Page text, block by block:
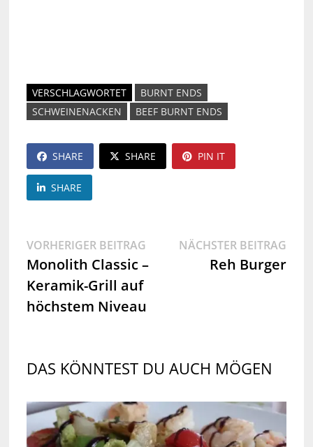
VERSCHLAGWORTET
BURNT ENDS
SCHWEINENACKEN
BEEF BURNT ENDS
SHARE SHARE PIN IT
SHARE
Beitragsnavigation
VORHERIGER BEITRAGVorheriger
Beitrag:
Monolith Classic –
Keramik-Grill auf
höchstem Niveau
NÄCHSTER BEITRAG
Reh Burger
DAS KÖNNTEST DU AUCH MÖGEN